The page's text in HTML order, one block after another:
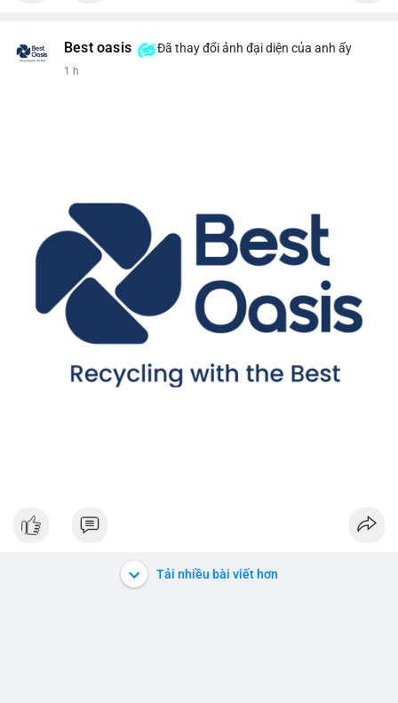
Best oasis Đã thay đổi ảnh đại diện của anh ấy
1 h
Tải nhiều bài viết hơn